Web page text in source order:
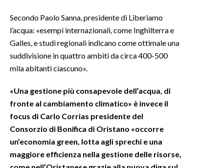
ANNUNCI
NECROLOGI
PUBBLICITÀ
Secondo Paolo Sanna, presidente di Liberiamo
l’acqua: «esempi internazionali, come Inghilterra e
Galles, e studi regionali indicano come ottimale una
suddivisione in quattro ambiti da circa 400-500
mila abitanti ciascuno».
«Una gestione più consapevole dell’acqua, di
fronte al cambiamento climatico» è invece il
focus di Carlo Corrias presidente del
Consorzio di Bonifica di Oristano «occorre
un’economia green, lotta agli sprechi e una
maggiore efficienza nella gestione delle risorse,